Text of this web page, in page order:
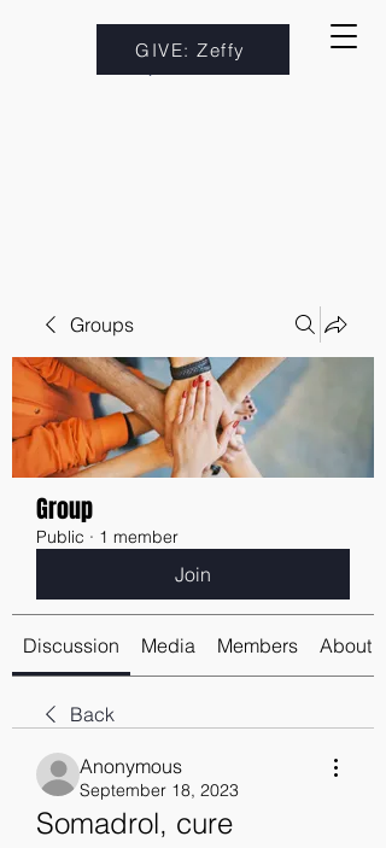
GIVE: Zeffy
Groups
Group
Public · 1 member
Join
Discussion Media Members About
Back
Anonymous
September 18, 2023
Somadrol, cure